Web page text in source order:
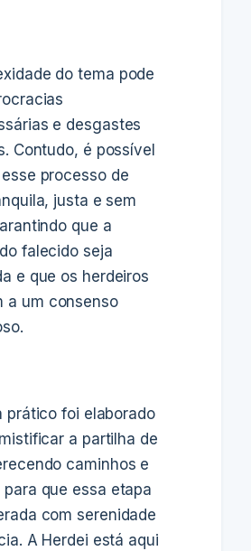
do tema pode
e desgastes
Contudo, é possível
processo de
justa e sem
que a
falecido seja
e que os herdeiros
a um consenso
prático foi elaborado
a partilha de
caminhos e
que essa etapa
com serenidade
A Herdei está aqui